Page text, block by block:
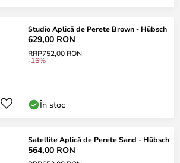
Studio Aplică de Perete Brown - Hübsch
629,00 RON
RRP752,00 RON
-16%
În stoc
Satellite Aplică de Perete Sand - Hübsch
564,00 RON